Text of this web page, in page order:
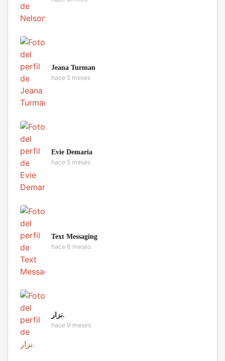
Jeana Turman
hace 5 meses
Evie Demaria
hace 5 meses
Text Messaging
hace 8 meses
نزار.
hace 9 meses